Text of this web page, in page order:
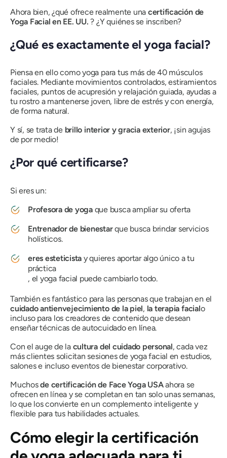
Ahora bien, ¿qué ofrece realmente una certificación de
Yoga Facial en EE. UU. ? ¿Y quiénes se inscriben?
¿Qué es exactamente el yoga facial?
Piensa en ello como yoga para tus más de 40 músculos
faciales. Mediante movimientos controlados, estiramientos
faciales, puntos de acupresión y relajación guiada, ayudas a
tu rostro a mantenerse joven, libre de estrés y con energía,
de forma natural.
Y sí, se trata de brillo interior y gracia exterior, ¡sin agujas
de por medio!
¿Por qué certificarse?
Si eres un:
Profesora de yogaque busca ampliar su oferta
Entrenador de bienestarque busca brindar servicios
holísticos.
eres esteticista y quieres aportar algo único a tu
práctica
, el yoga facial puede cambiarlo todo.
También es fantástico para las personas que trabajan en el
cuidado antienvejecimiento de la piel, la terapia facialo
incluso para los creadores de contenido que desean
enseñar técnicas de autocuidado en línea.
Con el auge de la cultura del cuidado personal, cada vez
más clientes solicitan sesiones de yoga facial en estudios,
salones e incluso eventos de bienestar corporativo.
Muchosde certificación de Face Yoga USAahora se
ofrecen en línea y se completan en tan solo unas semanas,
lo que los convierte en un complemento inteligente y
flexible para tus habilidades actuales.
Cómo elegir la certificación